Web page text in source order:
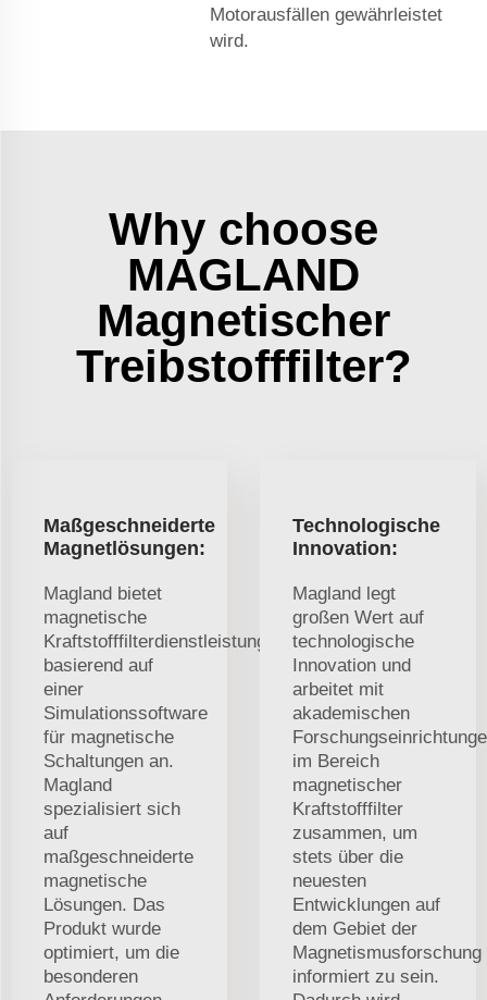
Motorausfällen gewährleistet
wird.
Why choose
MAGLAND
Magnetischer
Treibstofffilter?
Maßgeschneiderte
Magnetlösungen:
Magland bietet
magnetische
Kraftstofffilterdienstleistungen
basierend auf
einer
Simulationssoftware
für magnetische
Schaltungen an.
Magland
spezialisiert sich
auf
maßgeschneiderte
magnetische
Lösungen. Das
Produkt wurde
optimiert, um die
besonderen
Technologische
Innovation:
Magland legt
großen Wert auf
technologische
Innovation und
arbeitet mit
akademischen
im Bereich
magnetischer
Kraftstofffilter
zusammen, um
stets über die
neuesten
Entwicklungen auf
dem Gebiet der
Magnetismusforschung
informiert zu sein.